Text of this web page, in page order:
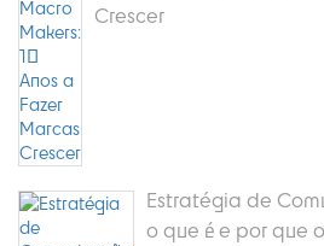
Crescer
Estratégia de
o que é e por que